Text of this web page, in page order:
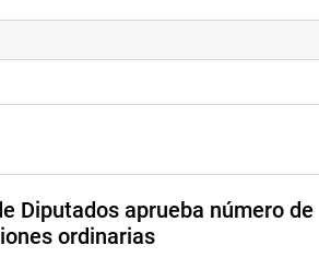
y tampoco tendrán
completamente ilegal. El golpista
Diputados aprueba número de
ordinarias